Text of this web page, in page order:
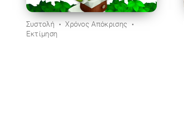
Συστολή
Χρόνος Απόκρισης
Εκτίμηση